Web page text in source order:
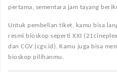
pertama, sementara jam tayang
Untuk pembelian tiket, kamu bisa
resmi bioskop seperti XXI
dan CGV (cgv.id). Kamu juga bisa
bioskop pilihanmu.